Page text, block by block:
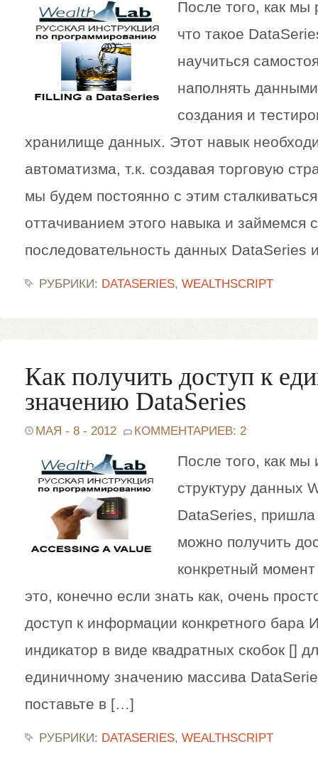
После того, как мы
что такое
научиться
наполнять
создания и
хранилище данных. Этот навык
автоматизма, т.к. создавая торговую
мы будем постоянно с этим
оттачиванием этого навыка и займемся
последовательность данных DataSeries
РУБРИКИ: DATASERIES, WEALTHSCRIPT
Как получить доступ к
значению DataSeries
МАЯ - 8 - 2012 КОММЕНТАРИЕВ: 2
После того, как мы
структуру данных
DataSeries, пришла
можно получить
конкретный
это, конечно если знать как, очень
доступ к информации конкретного бара
индикатор в виде квадратных скобок []
единичному значению массива
поставьте в […]
РУБРИКИ: DATASERIES, WEALTHSCRIPT